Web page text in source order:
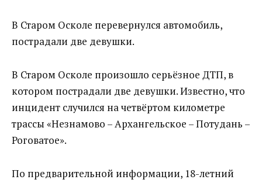
В Старом Осколе перевернулся автомобиль,
пострадали две девушки.
В Старом Осколе произошло серьёзное ДТП, в
котором пострадали две девушки. Известно, что
инцидент случился на четвёртом километре
трассы «Незнамово – Архангельское – Потудань –
Роговатое».
По предварительной информации, 18-летний